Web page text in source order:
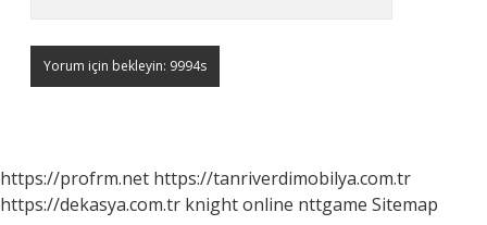
https://profrm.net https://tanriverdimobilya.com.tr
https://dekasya.com.tr knight online nttgame Sitemap